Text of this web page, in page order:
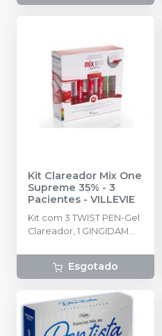
Kit Clareador Mix One
Supreme 35% - 3
Pacientes - VILLEVIE
Kit com 3 TWIST PEN-Gel
Clareador, 1 GINGIDAM
SENSIS 2% 2,5ml-
Dessensibilizante, 3
Solução de bicarbonato
de sódio 5ml , 5 pontas
aplicadoras
Esgotado